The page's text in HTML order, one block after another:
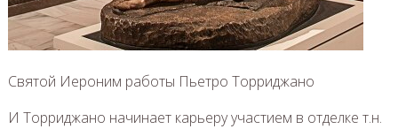
Святой Иероним работы Пьетро Торриджано
И Торриджано начинает карьеру участием в отделке т.н.